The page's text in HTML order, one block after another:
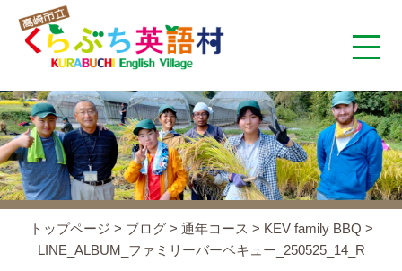
くらぶち英語村とは
コンセプト
トップページ > ブログ> 通年コース > KEV family BBQ >
LINE_ALBUM_ファミリーバーベキュー_250525_14_R